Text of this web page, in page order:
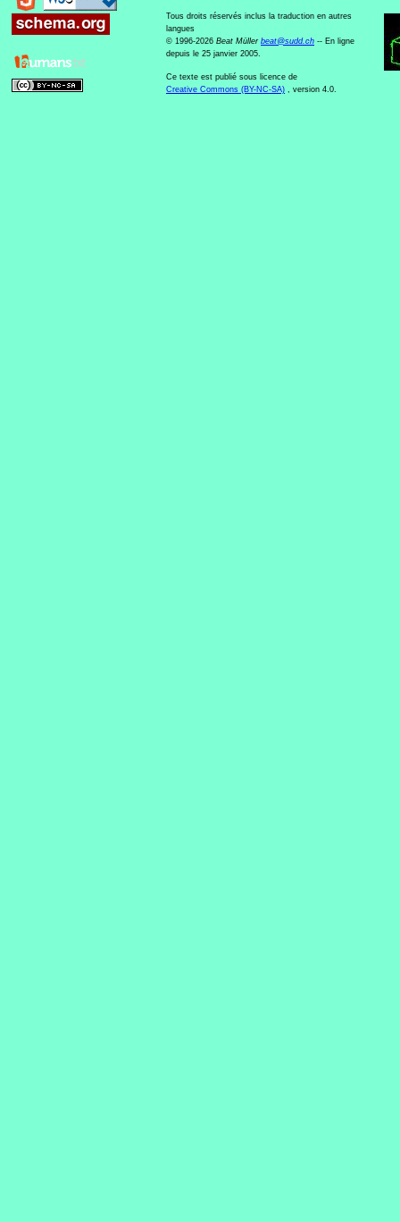
Tous droits réservés inclus la traduction en autres
langues
© 1996-2026 Beat Müller beat@sudd.ch -- En ligne
depuis le 25 janvier 2005.
Ce texte est publié sous licence de
Creative Commons (BY-NC-SA) , version 4.0.